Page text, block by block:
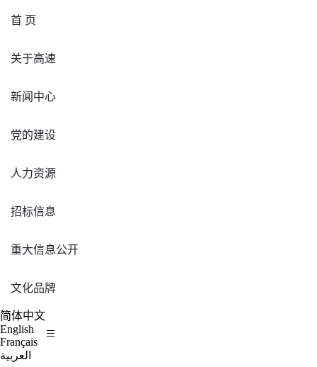
首 页
关于高速
新闻中心
党的建设
人力资源
招标信息
重大信息公开
文化品牌
简体中文
English
Français
العربية